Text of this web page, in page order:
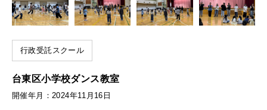
行政受託スクール
台東区小学校ダンス教室
開催年月：2024年11月16日